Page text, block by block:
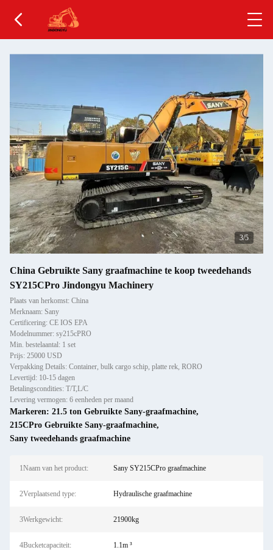
4/5
China Gebruikte Sany graafmachine te koop tweedehands
SY215CPro Jindongyu Machinery
Plaats van herkomst: China
Merknaam: Sany
Certificering: CE IOS EPA
Modelnummer: sy215cPRO
Min. bestelaantal: 1 set
Prijs: 25000 USD
Verpakking Details: Container, bulk cargo schip, platte rek, RORO
Levertijd: 10-15 dagen
Betalingscondities: T/T,L/C
Levering vermogen: 6 eenheden per maand
Markeren: 21.5 ton Gebruikte Sany-graafmachine,
215CPro Gebruikte Sany-graafmachine,
Sany tweedehands graafmachine
1Naam van het product: Sany SY215CPro graafmachine
2Verplaatsend type: Hydraulische graafmachine
3Werkgewicht: 21900kg
4Bucketcapaciteit: 1.1m ³